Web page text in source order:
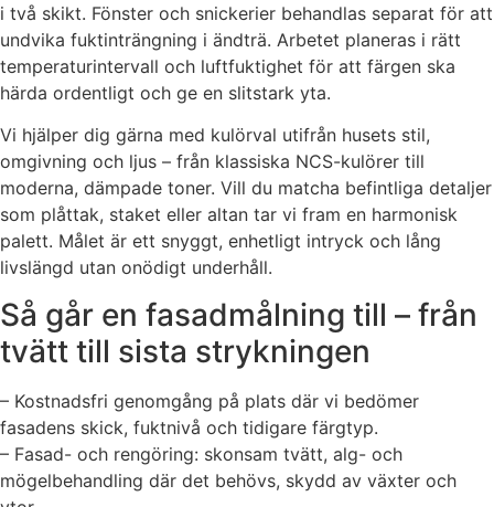
i två skikt. Fönster och snickerier behandlas separat för att
undvika fuktinträngning i ändträ. Arbetet planeras i rätt
temperaturintervall och luftfuktighet för att färgen ska
härda ordentligt och ge en slitstark yta.
Vi hjälper dig gärna med kulörval utifrån husets stil,
omgivning och ljus – från klassiska NCS-kulörer till
moderna, dämpade toner. Vill du matcha befintliga detaljer
som plåttak, staket eller altan tar vi fram en harmonisk
palett. Målet är ett snyggt, enhetligt intryck och lång
livslängd utan onödigt underhåll.
Så går en fasadmålning till – från
tvätt till sista strykningen
– Kostnadsfri genomgång på plats där vi bedömer
fasadens skick, fuktnivå och tidigare färgtyp.
– Fasad- och rengöring: skonsam tvätt, alg- och
mögelbehandling där det behövs, skydd av växter och